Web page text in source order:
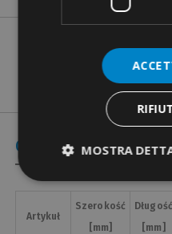
Odniesienie
Artykuł
Szerokość
[mm]
Długość
[mm]
MOSTRA